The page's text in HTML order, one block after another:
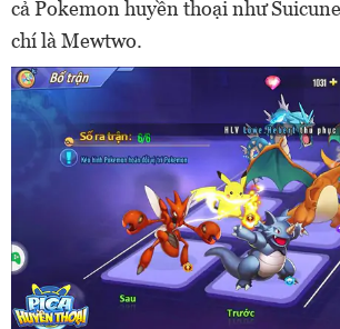
cả Pokemon huyền thoại như
chí là Mewtwo.